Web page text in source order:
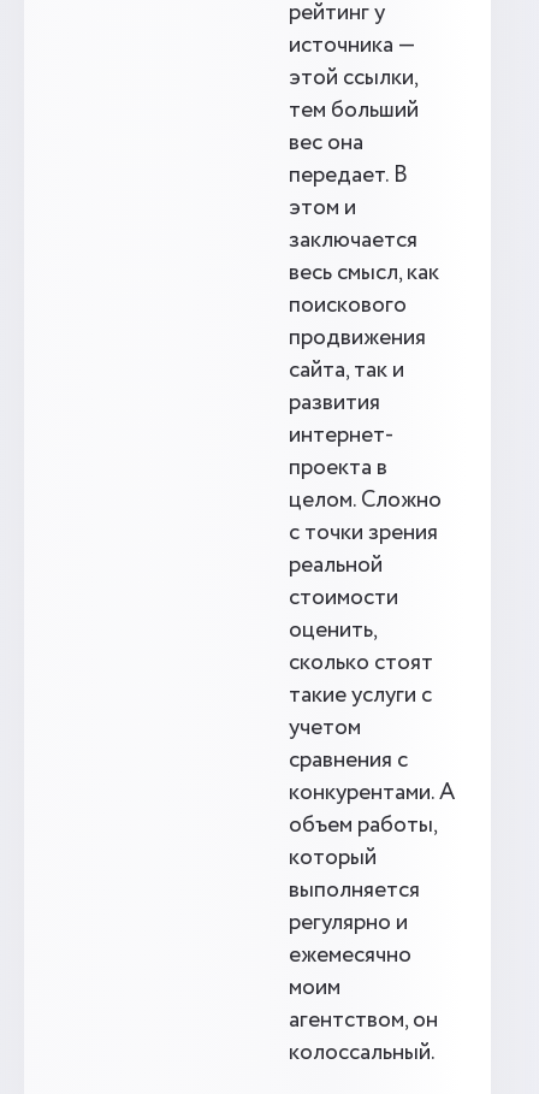
рейтинг у
источника —
этой ссылки,
тем больший
вес она
передает. В
этом и
заключается
весь смысл, как
поискового
продвижения
сайта, так и
развития
интернет-
проекта в
целом. Сложно
с точки зрения
реальной
стоимости
оценить,
сколько стоят
такие услуги с
учетом
сравнения с
конкурентами. А
объем работы,
который
выполняется
регулярно и
ежемесячно
моим
агентством, он
колоссальный.